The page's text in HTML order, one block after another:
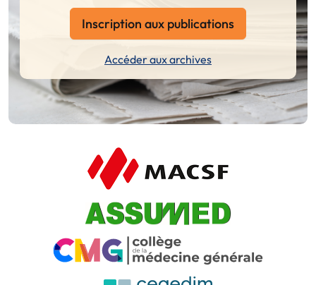
Inscription aux publications
Accéder aux archives